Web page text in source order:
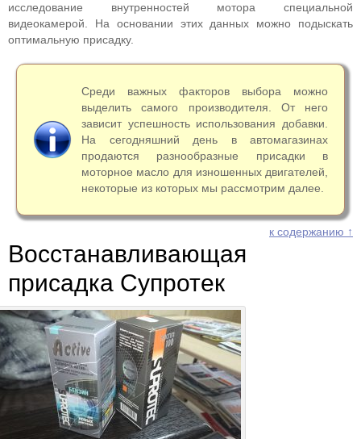
исследование внутренностей мотора специальной
видеокамерой. На основании этих данных можно подыскать
оптимальную присадку.
Среди важных факторов выбора можно
выделить самого производителя. От него
зависит успешность использования добавки.
На сегодняшний день в автомагазинах
продаются разнообразные присадки в
моторное масло для изношенных двигателей,
некоторые из которых мы рассмотрим далее.
к содержанию ↑
Восстанавливающая
присадка Супротек